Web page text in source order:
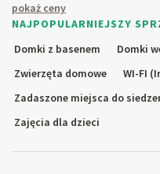
CZ SK
PL
pokaż ceny
NAJPOPULARNIEJSZY
Domki z basenem
Domki
Zwierzęta domowe
WI-FI
Zadaszone miejsca do
Zajęcia dla dzieci